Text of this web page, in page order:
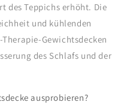
des Teppichs erhöht. Die
und kühlenden
Gewichtsdecken
des Schlafs und der
ausprobieren?